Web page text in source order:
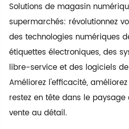
Solutions de magasin
supermarchés: révolutionnez
des technologies numériques
étiquettes électroniques, des
libre-service et des logiciels
Améliorez l'efficacité,
restez en tête dans le
vente au détail.